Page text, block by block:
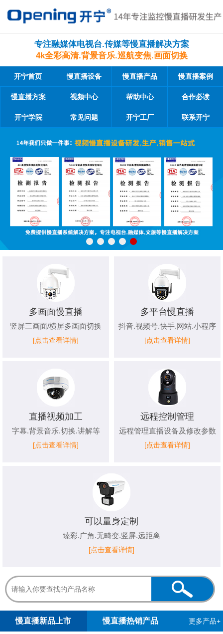
专注融媒体电视台.传媒等慢直播解决方案
4k全彩高清.背景音乐.巡航变焦.画面切换
开宁首页 慢直播设备 慢直播产品 慢直播案例
慢直播方案 视频中心 帮助中心 合作必读
开宁学院 常见问题 开宁工厂 联系开宁
多画面慢直播
竖屏三画面/横屏多画面切换
[点击查看详情]
多平台慢直播
抖音.视频号.快手.网站.小程序
[点击查看详情]
直播视频加工
字幕.背景音乐.切换.讲解等
[点击查看详情]
远程控制管理
远程管理直播设备及修改参数
[点击查看详情]
可以量身定制
臻彩.广角.无畸变.竖屏.远距离
[点击查看详情]
慢直播新品上市 慢直播热销产品 更多产品+